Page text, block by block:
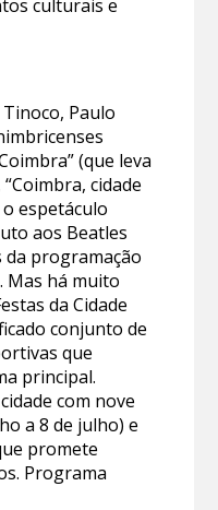
culturais e
Paulo
(que leva
cidade
o espetáculo
aos Beatles
da programação
Mas há muito
da Cidade
conjunto de
que
principal.
com nove
a 8 de julho) e
promete
Programa